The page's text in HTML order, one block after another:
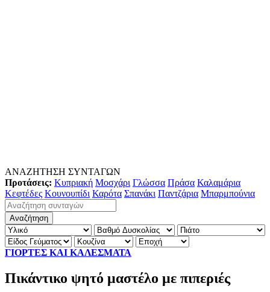
ΑΝΑΖΗΤΗΣΗ ΣΥΝΤΑΓΩΝ
Προτάσεις: Κυπριακή Μοσχάρι Γλώσσα Πράσα Καλαμάρια
Κεφτέδες Κουνουπίδι Καρότα Σπανάκι Παντζάρια Μπαρμπούνια
ΓΙΟΡΤΕΣ ΚΑΙ ΚΑΛΕΣΜΑΤΑ
Πικάντικο ψητό μαστέλο με πιπεριές